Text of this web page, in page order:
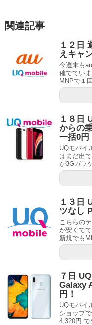
関連記事
１２日
えキャ
今週末も
催でてい
MNPで１
１８日
からの
一括0円
UQモバイ
はまだ出
が3Gガラ
１３日
ツなし
こちらの
が安くで
新規でも
７日
Galaxy
円！
UQモバイ
ショップ
4,320円 で